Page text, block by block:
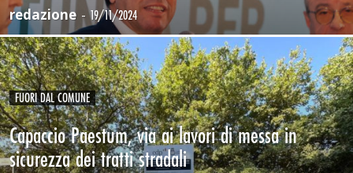
redazione - 19/11/2024
FUORI DAL COMUNE
Capaccio Paestum, via ai lavori di messa in
sicurezza dei tratti stradali